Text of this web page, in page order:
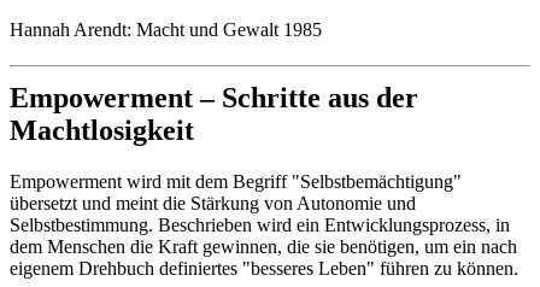
Hannah Arendt: Macht und Gewalt 1985
Empowerment – Schritte aus der
Machtlosigkeit
Empowerment wird mit dem Begriff "Selbstbemächtigung"
übersetzt und meint die Stärkung von Autonomie und
Selbstbestimmung. Beschrieben wird ein Entwicklungsprozess, in
dem Menschen die Kraft gewinnen, die sie benötigen, um ein nach
eigenem Drehbuch definiertes "besseres Leben" führen zu können.